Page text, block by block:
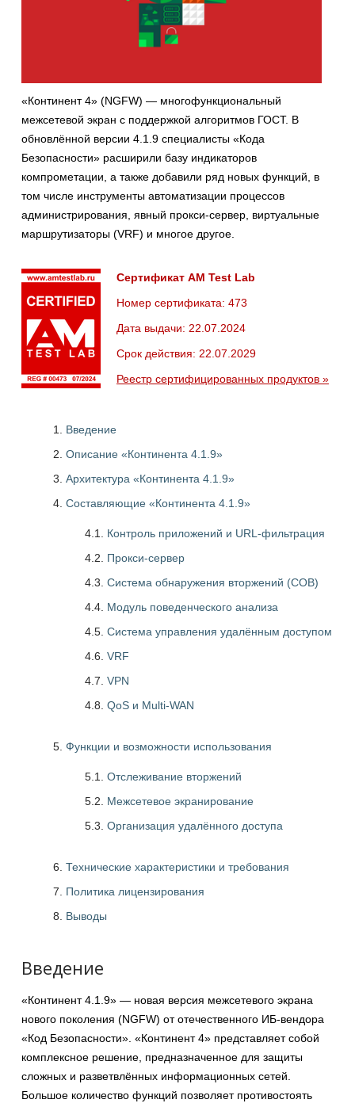
«Континент 4» (NGFW) — многофункциональный
межсетевой экран с поддержкой алгоритмов ГОСТ. В
обновлённой версии 4.1.9 специалисты «Кода
Безопасности» расширили базу индикаторов
компрометации, а также добавили ряд новых функций, в
том числе инструменты автоматизации процессов
администрирования, явный прокси-сервер, виртуальные
маршрутизаторы (VRF) и многое другое.
Сертификат AM Test Lab
Номер сертификата: 473
Дата выдачи: 22.07.2024
Срок действия: 22.07.2029
Реестр сертифицированных продуктов »
Введение
Описание «Континента 4.1.9»
Архитектура «Континента 4.1.9»
Составляющие «Континента 4.1.9»
4.1. Контроль приложений и URL-фильтрация
4.2. Прокси-сервер
4.3. Система обнаружения вторжений (СОВ)
4.4. Модуль поведенческого анализа
4.5. Система управления удалённым доступом
4.6. VRF
4.7. VPN
4.8. QoS и Multi-WAN
Функции и возможности использования
5.1. Отслеживание вторжений
5.2. Межсетевое экранирование
5.3. Организация удалённого доступа
Технические характеристики и требования
Политика лицензирования
Выводы
Введение
«Континент 4.1.9» — новая версия межсетевого экрана
нового поколения (NGFW) от отечественного ИБ-вендора
«Код Безопасности». «Континент 4» представляет собой
комплексное решение, предназначенное для защиты
сложных и разветвлённых информационных сетей.
Большое количество функций позволяет противостоять